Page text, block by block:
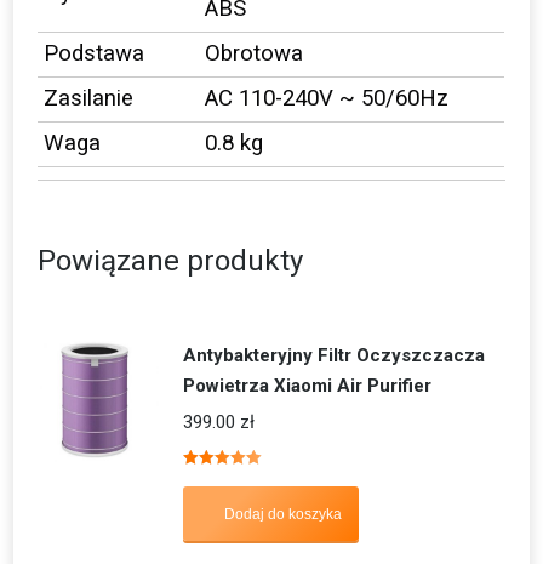
ABS
Podstawa
Obrotowa
Zasilanie
AC 110-240V ~ 50/60Hz
Waga
0.8 kg
Powiązane produkty
Antybakteryjny Filtr Oczyszczacza
Powietrza Xiaomi Air Purifier
399.00 zł
Dodaj do koszyka